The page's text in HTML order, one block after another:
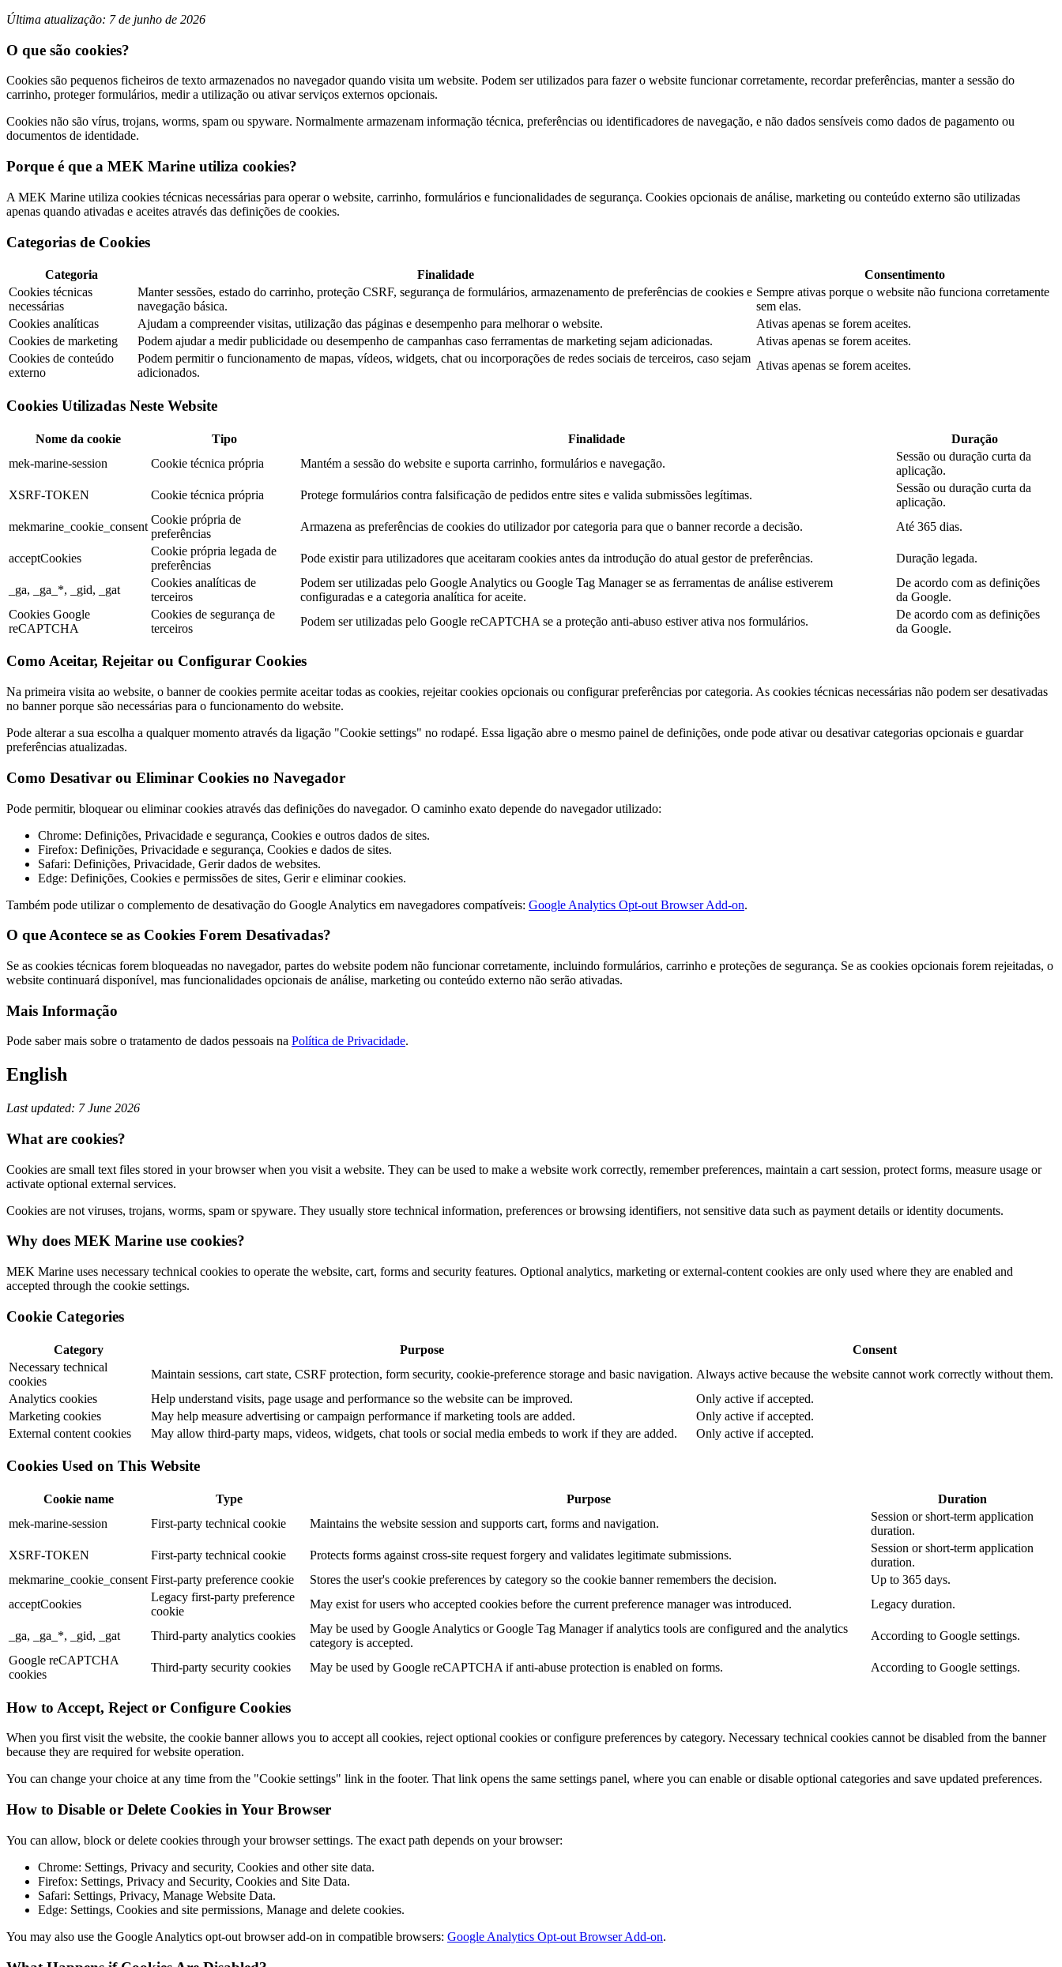
Última atualização: 7 de junho de 2026
O que são cookies?
Cookies são pequenos ficheiros de texto armazenados no navegador quando visita um website. Podem ser utilizados para fazer o website funcionar corretamente, recordar preferências, manter a sessão do
carrinho, proteger formulários, medir a utilização ou ativar serviços externos opcionais.
Cookies não são vírus, trojans, worms, spam ou spyware. Normalmente armazenam informação técnica, preferências ou identificadores de navegação, e não dados sensíveis como dados de pagamento ou
documentos de identidade.
Porque é que a MEK Marine utiliza cookies?
A MEK Marine utiliza cookies técnicas necessárias para operar o website, carrinho, formulários e funcionalidades de segurança. Cookies opcionais de análise, marketing ou conteúdo externo são utilizadas
apenas quando ativadas e aceites através das definições de cookies.
Categorias de Cookies
Categoria Finalidade
Consentimento
Cookies técnicas
necessárias
Manter sessões, estado do carrinho, proteção CSRF, segurança de formulários, armazenamento de preferências de cookies e
navegação básica.
Sempre ativas porque o website não funciona corretamente
sem elas.
Cookies analíticas
Ajudam a compreender visitas, utilização das páginas e desempenho para melhorar o website.
Ativas apenas se forem aceites.
Cookies de marketing
Podem ajudar a medir publicidade ou desempenho de campanhas caso ferramentas de marketing sejam adicionadas.
Ativas apenas se forem aceites.
Cookies de conteúdo
externo
Podem permitir o funcionamento de mapas, vídeos, widgets, chat ou incorporações de redes sociais de terceiros, caso sejam
adicionados.
Ativas apenas se forem aceites.
Cookies Utilizadas Neste Website
Nome da cookie Tipo Finalidade
Duração
mek-marine-session
Cookie técnica própria Mantém a sessão do website e suporta carrinho, formulários e navegação.
Sessão ou duração curta da
aplicação.
XSRF-TOKEN
Cookie técnica própria Protege formulários contra falsificação de pedidos entre sites e valida submissões legítimas.
Sessão ou duração curta da
aplicação.
mekmarine_cookie_consent
Cookie própria de
preferências
Armazena as preferências de cookies do utilizador por categoria para que o banner recorde a decisão. Até 365 dias.
acceptCookies
Cookie própria legada de
preferências
Pode existir para utilizadores que aceitaram cookies antes da introdução do atual gestor de preferências. Duração legada.
_ga, _ga_*, _gid, _gat
Cookies analíticas de
terceiros
Podem ser utilizadas pelo Google Analytics ou Google Tag Manager se as ferramentas de análise estiverem
configuradas e a categoria analítica for aceite.
De acordo com as definições
da Google.
Cookies Google
reCAPTCHA
Cookies de segurança de
terceiros
Podem ser utilizadas pelo Google reCAPTCHA se a proteção anti-abuso estiver ativa nos formulários.
De acordo com as definições
da Google.
Como Aceitar, Rejeitar ou Configurar Cookies
Na primeira visita ao website, o banner de cookies permite aceitar todas as cookies, rejeitar cookies opcionais ou configurar preferências por categoria. As cookies técnicas necessárias não podem ser desativadas
no banner porque são necessárias para o funcionamento do website.
Pode alterar a sua escolha a qualquer momento através da ligação "Cookie settings" no rodapé. Essa ligação abre o mesmo painel de definições, onde pode ativar ou desativar categorias opcionais e guardar
preferências atualizadas.
Como Desativar ou Eliminar Cookies no Navegador
Pode permitir, bloquear ou eliminar cookies através das definições do navegador. O caminho exato depende do navegador utilizado:
Chrome: Definições, Privacidade e segurança, Cookies e outros dados de sites.
Firefox: Definições, Privacidade e segurança, Cookies e dados de sites.
Safari: Definições, Privacidade, Gerir dados de websites.
Edge: Definições, Cookies e permissões de sites, Gerir e eliminar cookies.
Também pode utilizar o complemento de desativação do Google Analytics em navegadores compatíveis: Google Analytics Opt-out Browser Add-on.
O que Acontece se as Cookies Forem Desativadas?
Se as cookies técnicas forem bloqueadas no navegador, partes do website podem não funcionar corretamente, incluindo formulários, carrinho e proteções de segurança. Se as cookies opcionais forem rejeitadas, o
website continuará disponível, mas funcionalidades opcionais de análise, marketing ou conteúdo externo não serão ativadas.
Mais Informação
Pode saber mais sobre o tratamento de dados pessoais na Política de Privacidade.
English
Last updated: 7 June 2026
What are cookies?
Cookies are small text files stored in your browser when you visit a website. They can be used to make a website work correctly, remember preferences, maintain a cart session, protect forms, measure usage or
activate optional external services.
Cookies are not viruses, trojans, worms, spam or spyware. They usually store technical information, preferences or browsing identifiers, not sensitive data such as payment details or identity documents.
Why does MEK Marine use cookies?
MEK Marine uses necessary technical cookies to operate the website, cart, forms and security features. Optional analytics, marketing or external-content cookies are only used where they are enabled and
accepted through the cookie settings.
Cookie Categories
Category Purpose
Consent
Necessary technical
cookies
Maintain sessions, cart state, CSRF protection, form security, cookie-preference storage and basic navigation. Always active because the website cannot work correctly without them.
Analytics cookies
Help understand visits, page usage and performance so the website can be improved.
Only active if accepted.
Marketing cookies
May help measure advertising or campaign performance if marketing tools are added.
Only active if accepted.
External content cookies
May allow third-party maps, videos, widgets, chat tools or social media embeds to work if they are added. Only active if accepted.
Cookies Used on This Website
Cookie name Type Purpose
Duration
mek-marine-session
First-party technical cookie Maintains the website session and supports cart, forms and navigation.
Session or short-term application
duration.
XSRF-TOKEN
First-party technical cookie Protects forms against cross-site request forgery and validates legitimate submissions.
Session or short-term application
duration.
mekmarine_cookie_consent First-party preference cookie Stores the user's cookie preferences by category so the cookie banner remembers the decision.
Up to 365 days.
acceptCookies
Legacy first-party preference
cookie
May exist for users who accepted cookies before the current preference manager was introduced. Legacy duration.
_ga, _ga_*, _gid, _gat Third-party analytics cookies
May be used by Google Analytics or Google Tag Manager if analytics tools are configured and the analytics
category is accepted.
According to Google settings.
Google reCAPTCHA
cookies
Third-party security cookies May be used by Google reCAPTCHA if anti-abuse protection is enabled on forms. According to Google settings.
How to Accept, Reject or Configure Cookies
When you first visit the website, the cookie banner allows you to accept all cookies, reject optional cookies or configure preferences by category. Necessary technical cookies cannot be disabled from the banner
because they are required for website operation.
You can change your choice at any time from the "Cookie settings" link in the footer. That link opens the same settings panel, where you can enable or disable optional categories and save updated preferences.
How to Disable or Delete Cookies in Your Browser
You can allow, block or delete cookies through your browser settings. The exact path depends on your browser:
Chrome: Settings, Privacy and security, Cookies and other site data.
Firefox: Settings, Privacy and Security, Cookies and Site Data.
Safari: Settings, Privacy, Manage Website Data.
Edge: Settings, Cookies and site permissions, Manage and delete cookies.
You may also use the Google Analytics opt-out browser add-on in compatible browsers: Google Analytics Opt-out Browser Add-on.